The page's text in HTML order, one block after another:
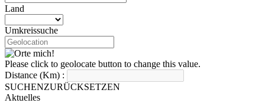
Land
Umkreissuche
Please click to geolocate button to change this value.
Distance (Km) :
SUCHENZURÜCKSETZEN
Aktuelles